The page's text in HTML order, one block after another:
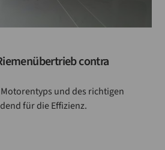
contra
und des richtigen
für die Effizienz.